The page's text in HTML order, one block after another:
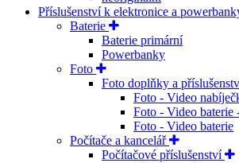
Příslušenství k elektronice a
Baterie
Baterie primární
Powerbanky
Foto
Foto doplňky a
Foto - Video
Foto - Video baterie
Foto - Video baterie
Počítače a kancelář
Počítačové příslušenství